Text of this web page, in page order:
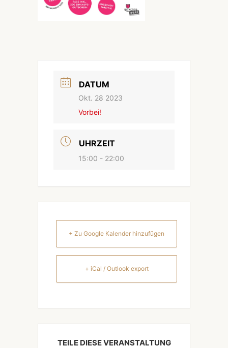
DATUM
Okt. 28 2023
Vorbei!
UHRZEIT
15:00 - 22:00
+ Zu Google Kalender hinzufügen
+ iCal / Outlook export
TEILE DIESE VERANSTALTUNG